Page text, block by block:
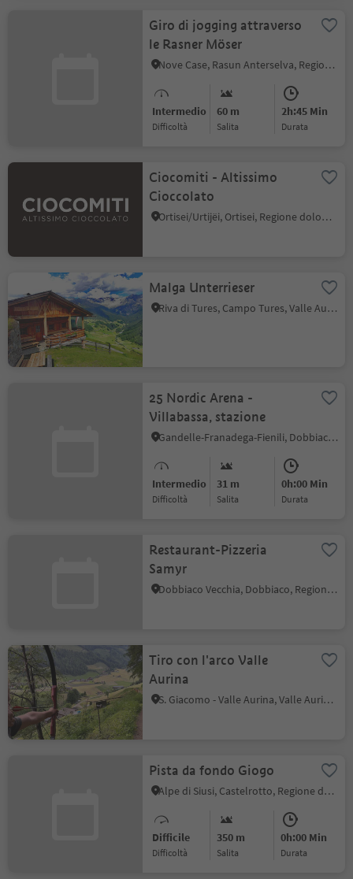
Giro di jogging attraverso
le Rasner Möser
Nove Case, Rasun Anterselva, Regione dolomitica Plan de Corones
Intermedio
Difficoltà
60 m
Salita
2h:45 Min
durata
Ciocomiti - Altissimo
Cioccolato
Ortisei/Urtijëi, Ortisei, Regione dolomitica Val Gardena
Malga Unterrieser
Riva di Tures, Campo Tures, Valle Aurina
25 Nordic Arena -
Villabassa, stazione
Gandelle-Franadega-Fienili, Dobbiaco, Regione dolomitica 3 Cime
Intermedio
Difficoltà
31 m
Salita
0h:00 Min
durata
Restaurant-Pizzeria
Samyr
Dobbiaco Vecchia, Dobbiaco, Regione dolomitica 3 Cime
Tiro con l'arco Valle
Aurina
S. Giacomo - Valle Aurina, Valle Aurina, Valle Aurina
Pista da fondo Giogo
Alpe di Siusi, Castelrotto, Regione dolomitica Alpe di Siusi
Difficile
Difficoltà
350 m
Salita
0h:00 Min
durata